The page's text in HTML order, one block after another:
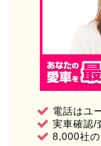
電話はユ
実車確認/
8,000社の